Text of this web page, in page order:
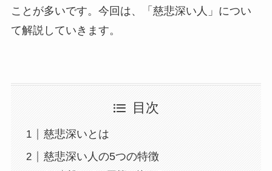
ことが多いです。今回は、「慈悲深い人」につい
て解説していきます。
目次
慈悲深いとは
慈悲深い人の5つの特徴